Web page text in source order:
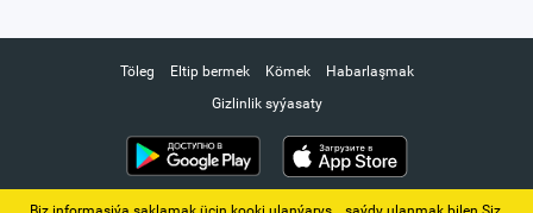
Töleg Eltip bermek Kömek
Habarlaşmak
Gizlinlik syýasaty